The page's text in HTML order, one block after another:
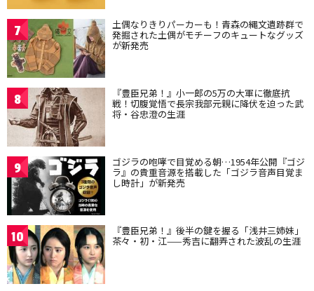
7 土偶なりきりパーカーも！青森の縄文遺跡群で
発掘された土偶がモチーフのキュートなグッズ
が新発売
8 『豊臣兄弟！』小一郎の5万の大軍に徹底抗
戦！切腹覚悟で長宗我部元親に降伏を迫った武
将・谷忠澄の生涯
9 ゴジラの咆哮で目覚める朝…1954年公開『ゴジ
ラ』の貴重音源を搭載した「ゴジラ音声目覚ま
し時計」が新発売
10 『豊臣兄弟！』後半の鍵を握る「浅井三姉妹」
茶々・初・江——秀吉に翻弄された波乱の生涯